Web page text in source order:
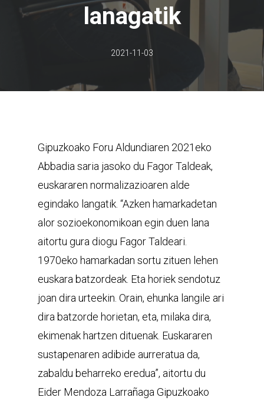
lanagatik
2021-11-03
Gipuzkoako Foru Aldundiaren 2021eko
Abbadia saria jasoko du Fagor Taldeak,
euskararen normalizazioaren alde
egindako langatik. “Azken hamarkadetan
alor sozioekonomikoan egin duen lana
aitortu gura diogu Fagor Taldeari.
1970eko hamarkadan sortu zituen lehen
euskara batzordeak. Eta horiek sendotuz
joan dira urteekin. Orain, ehunka langile ari
dira batzorde horietan, eta, milaka dira,
ekimenak hartzen dituenak. Euskararen
sustapenaren adibide aurreratua da,
zabaldu beharreko eredua”, aitortu du
Eider Mendoza Larrañaga Gipuzkoako